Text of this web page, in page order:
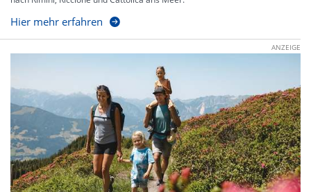
Hier mehr erfahren
ANZEIGE